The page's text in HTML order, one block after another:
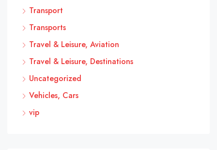
Transport
Transports
Travel & Leisure, Aviation
Travel & Leisure, Destinations
Uncategorized
Vehicles, Cars
vip